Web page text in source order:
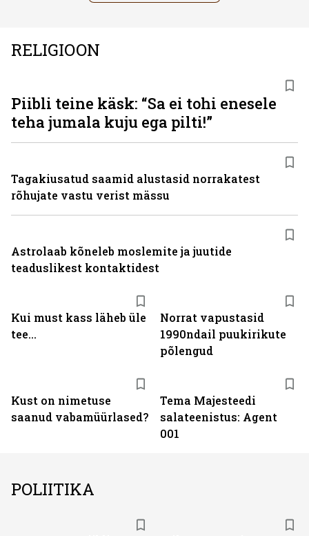
RELIGIOON
Kui must kass läheb üle
tee...
Norrat vapustasid
1990ndail puukirikute
põlengud
Kust on nimetuse
saanud vabamüürlased?
Tema Majesteedi
salateenistus: Agent
001
Piibli teine käsk: “Sa ei tohi enesele
teha jumala kuju ega pilti!”
Tagakiusatud saamid alustasid norrakatest
rõhujate vastu verist mässu
Astrolaab kõneleb moslemite ja juutide
teaduslikest kontaktidest
POLIITIKA